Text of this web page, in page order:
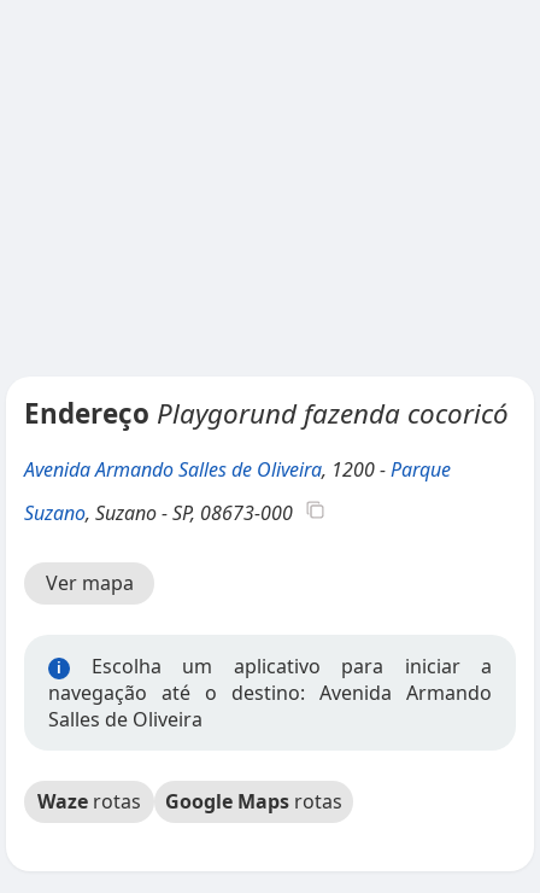
Endereço Playgorund fazenda cocoricó
Avenida Armando Salles de Oliveira, 1200 -Parque
Suzano, Suzano - SP, 08673-000
Ver mapa
i
Escolha um aplicativo para iniciar a
navegação até o destino: Avenida Armando
Salles de Oliveira
Waze rotas Google Maps rotas